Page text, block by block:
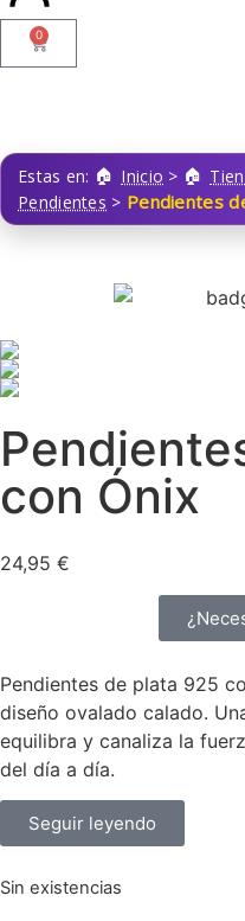
0
Estas en: Inicio >
Pendientes > Pendientes
con Ónix
24,95 €
Pendientes de plata 925
diseño ovalado calado.
equilibra y canaliza la
del día a día.
Seguir leyendo
Sin existencias